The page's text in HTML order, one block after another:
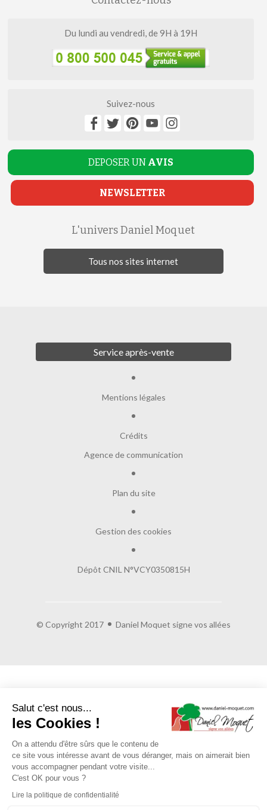
Du lundi au vendredi, de 9H à 19H
Suivez-nous
DEPOSER UN AVIS
NEWSLETTER
L'univers Daniel Moquet
Tous nos sites internet
Service après-vente
Mentions légales
Crédits
Agence de communication
Plan du site
Gestion des cookies
Dépôt CNIL N°VCY0350815H
© Copyright 2017 Daniel Moquet signe vos allées
Salut c'est nous...
les Cookies !
On a attendu d'être sûrs que le contenu de
ce site vous intéresse avant de vous déranger, mais on aimerait bien
vous accompagner pendant votre visite...
C'est OK pour vous ?
Lire la politique de confidentialité